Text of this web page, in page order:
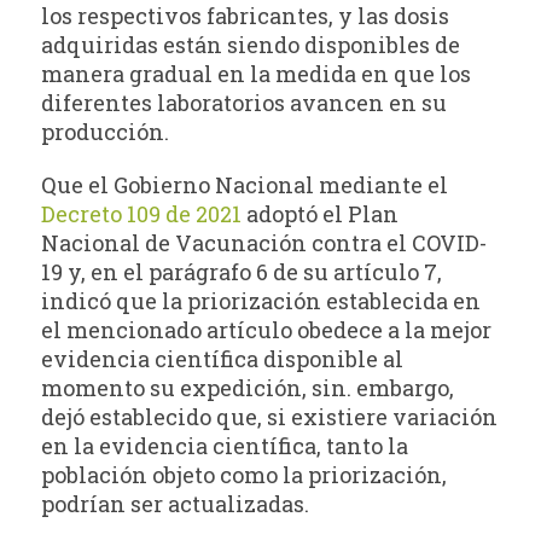
los respectivos fabricantes, y las dosis
adquiridas están siendo disponibles de
manera gradual en la medida en que los
diferentes laboratorios avancen en su
producción.
Que el Gobierno Nacional mediante el
Decreto 109 de 2021 adoptó el Plan
Nacional de Vacunación contra el COVID-
19 y, en el parágrafo 6 de su artículo 7,
indicó que la priorización establecida en
el mencionado artículo obedece a la mejor
evidencia científica disponible al
momento su expedición, sin. embargo,
dejó establecido que, si existiere variación
en la evidencia científica, tanto la
población objeto como la priorización,
podrían ser actualizadas.